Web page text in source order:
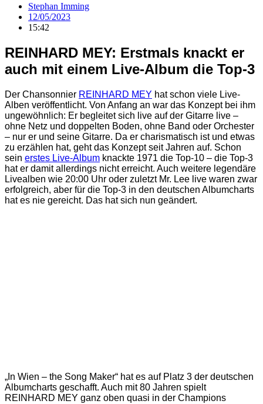
Stephan Imming
12/05/2023
15:42
REINHARD MEY: Erstmals knackt er
auch mit einem Live-Album die Top-3
Der Chansonnier REINHARD MEY hat schon viele Live-
Alben veröffentlicht. Von Anfang an war das Konzept bei ihm
ungewöhnlich: Er begleitet sich live auf der Gitarre live –
ohne Netz und doppelten Boden, ohne Band oder Orchester
– nur er und seine Gitarre. Da er charismatisch ist und etwas
zu erzählen hat, geht das Konzept seit Jahren auf. Schon
sein erstes Live-Album knackte 1971 die Top-10 – die Top-3
hat er damit allerdings nicht erreicht. Auch weitere legendäre
Livealben wie 20:00 Uhr oder zuletzt Mr. Lee live waren zwar
erfolgreich, aber für die Top-3 in den deutschen Albumcharts
hat es nie gereicht. Das hat sich nun geändert.
„In Wien – the Song Maker“ hat es auf Platz 3 der deutschen
Albumcharts geschafft. Auch mit 80 Jahren spielt
REINHARD MEY ganz oben quasi in der Champions